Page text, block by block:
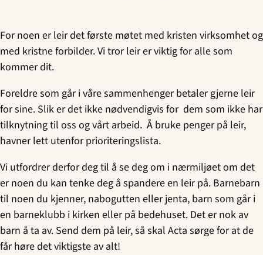
Tinn Soul Teens
For noen er leir det første møtet med kristen virksomhet og
med kristne forbilder. Vi tror leir er viktig for alle som
kommer dit.
Foreldre som går i våre sammenhenger betaler gjerne leir
for sine. Slik er det ikke nødvendigvis for dem som ikke har
tilknytning til oss og vårt arbeid. Å bruke penger på leir,
havner lett utenfor prioriteringslista.
Vi utfordrer derfor deg til å se deg om i nærmiljøet om det
er noen du kan tenke deg å spandere en leir på. Barnebarn
til noen du kjenner, nabogutten eller jenta, barn som går i
en barneklubb i kirken eller på bedehuset. Det er nok av
barn å ta av. Send dem på leir, så skal Acta sørge for at de
får høre det viktigste av alt!